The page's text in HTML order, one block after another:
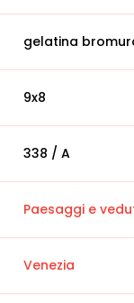
gelatina
9x8
338 / A
Paesaggi e
Venezia